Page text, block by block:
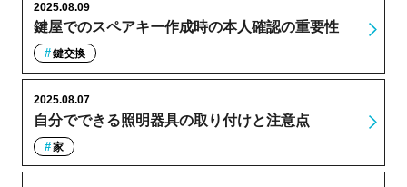
鍵屋でのスペアキー作成時の本人確認の重要性
2025.08.09
鍵交換
自分でできる照明器具の取り付けと注意点
2025.08.07
家